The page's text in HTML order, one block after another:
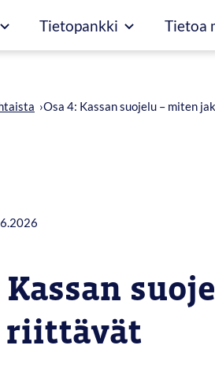
Tietopankki Tietoa
›Osa 4: Kassan suojelu – miten
Kassan
riittävät